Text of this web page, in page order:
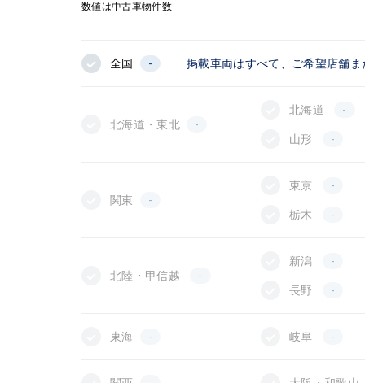
数値は中古車物件数
全国 - 掲載車両はすべて、ご希望店舗
北海道・東北 -
北海道 -
山形 -
関東 -
東京 -
栃木 -
北陸・甲信越 -
新潟 -
長野 -
東海 - 岐阜 -